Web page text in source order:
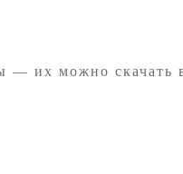
— их можно скачать